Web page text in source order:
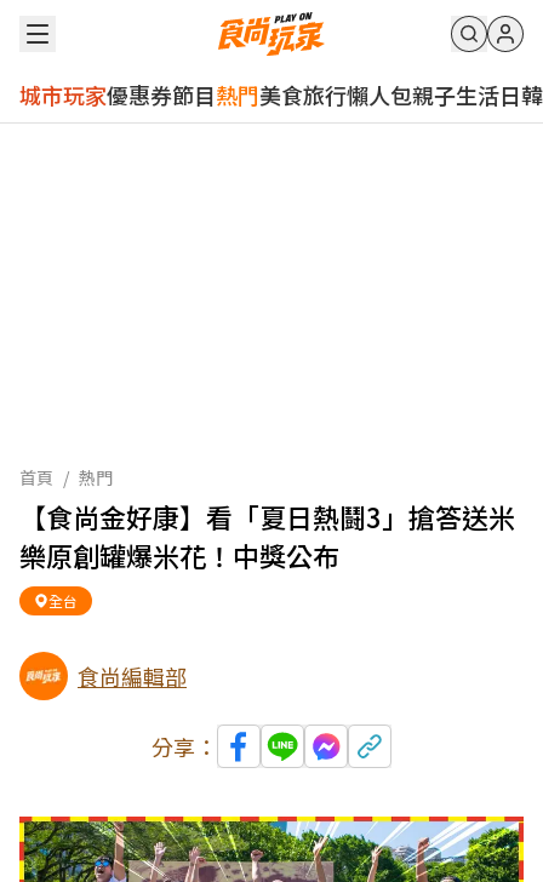
城市玩家優惠券節目熱門美食旅行懶人包親子生活日韓
首頁 / 熱門
【食尚金好康】看「夏日熱鬪3」搶答送米
樂原創罐爆米花！中獎公布
全台
食尚編輯部
分享：